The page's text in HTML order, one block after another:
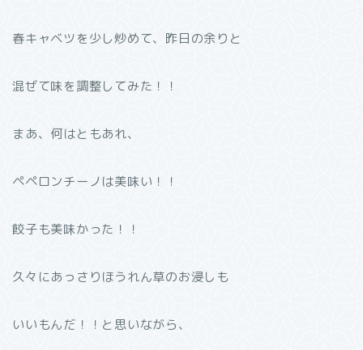
春キャベツを少し炒めて、昨日の余りと
混ぜて味を調整してみた！！
まあ、何はともあれ、
ペペロンチーノは美味い！！
餃子も美味かった！！
久々にあっさりほうれん草のお浸しも
いいもんだ！！と思いながら、